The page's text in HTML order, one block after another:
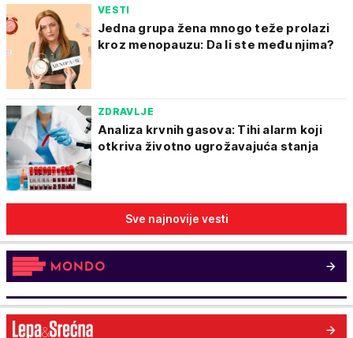
VESTI
Jedna grupa žena mnogo teže prolazi
kroz menopauzu: Da li ste među njima?
ZDRAVLJE
Analiza krvnih gasova: Tihi alarm koji
otkriva životno ugrožavajuća stanja
Sve najnovije vesti